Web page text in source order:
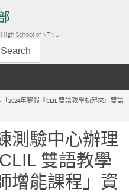
School of NTNU
2024年寒假『CLIL 雙語教學動起來』雙語
測驗中心辦理
雙語教學
增能課程」資